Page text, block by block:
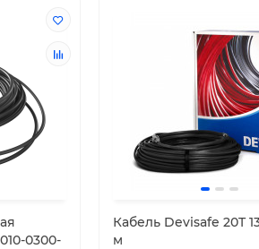
0300-
Кабель Devisafe 20T
м